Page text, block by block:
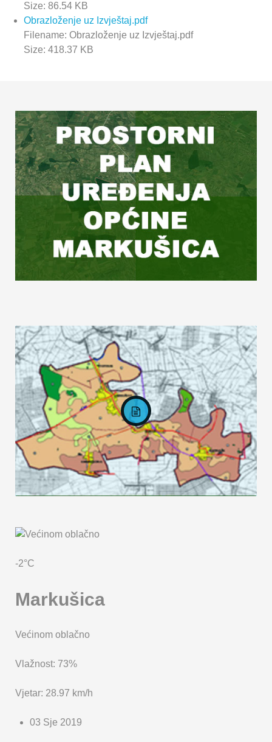
Size: 86.54 KB
Obrazloženje uz Izvještaj.pdf
Filename: Obrazloženje uz Izvještaj.pdf
Size: 418.37 KB
-2°C
Markušica
Većinom oblačno
Vlažnost: 73%
Vjetar: 28.97 km/h
03 Sje 2019